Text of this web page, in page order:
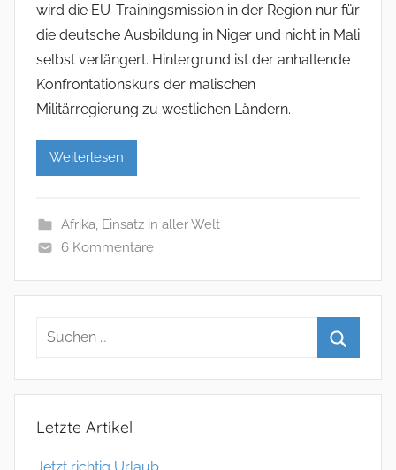
wird die EU-Trainingsmission in der Region nur für
die deutsche Ausbildung in Niger und nicht in Mali
selbst verlängert. Hintergrund ist der anhaltende
Konfrontationskurs der malischen
Militärregierung zu westlichen Ländern.
Weiterlesen
Afrika Einsatz in aller Welt
6 Kommentare
Letzte Artikel
Jetzt richtig Urlaub.